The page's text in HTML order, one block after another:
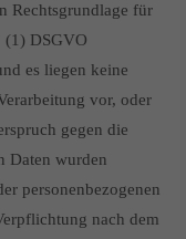
Rechtsgrundlage für
(1) DSGVO
es liegen keine
vor, oder
gegen die
Daten wurden
personenbezogenen
nach dem